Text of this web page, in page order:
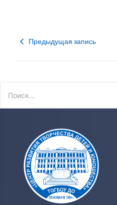
Предыдущая запись